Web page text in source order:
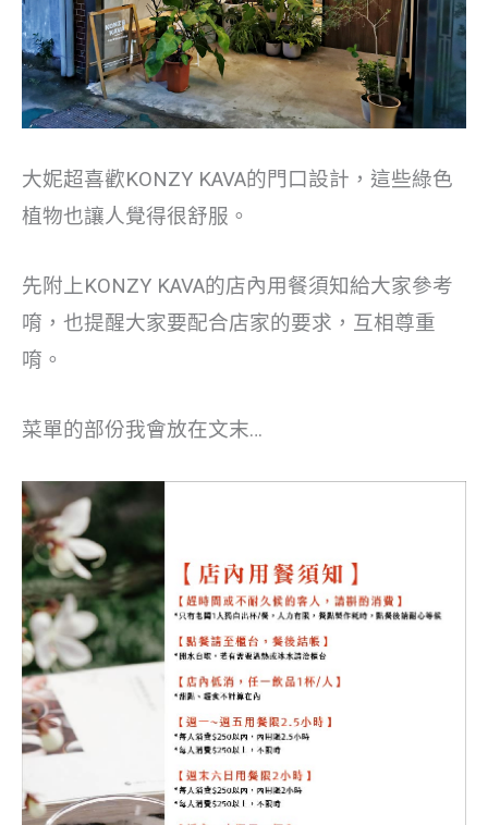
大妮超喜歡KONZY KAVA的門口設計，這些綠色
植物也讓人覺得很舒服。
先附上KONZY KAVA的店內用餐須知給大家參考
唷，也提醒大家要配合店家的要求，互相尊重
唷。
菜單的部份我會放在文末…